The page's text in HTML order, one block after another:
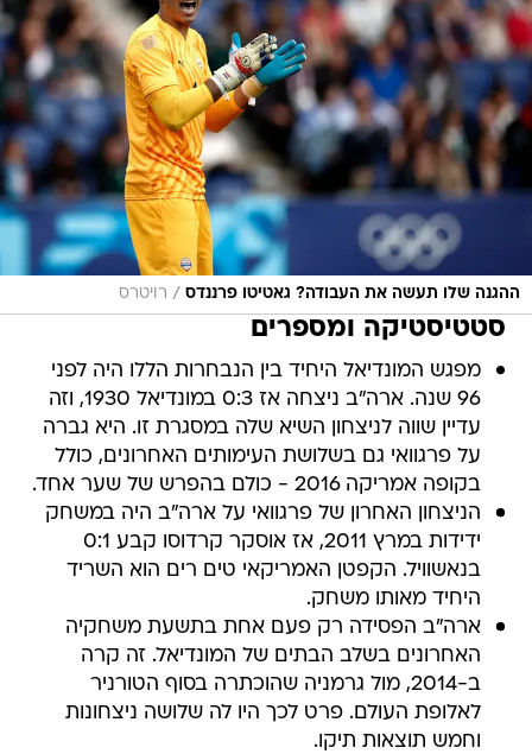
ההגנה שלו תעשה את העבודה? גאטיטו פרננדס / רויטרס
סטטיסטיקה ומספרים
מפגש המונדיאל היחיד בין הנבחרות הללו היה לפני
96 שנה. ארה"ב ניצחה אז 0:3 במונדיאל 1930, וזה
עדיין שווה לניצחון השיא שלה במסגרת זו. היא גברה
על פרגוואי גם בשלושת העימותים האחרונים, כולל
בקופה אמריקה 2016 - כולם בהפרש של שער אחד.
הניצחון האחרון של פרגוואי על ארה"ב היה במשחק
ידידות במרץ 2011, אז אוסקר קרדוסו קבע 0:1
בנאשוויל. הקפטן האמריקאי טים רים הוא השריד
היחיד מאותו משחק.
ארה"ב הפסידה רק פעם אחת בתשעת משחקיה
האחרונים בשלב הבתים של המונדיאל. זה קרה
ב-2014, מול גרמניה שהוכתרה בסוף הטורניר
לאלופת העולם. פרט לכך היו לה שלושה ניצחונות
וחמש תוצאות תיקו.